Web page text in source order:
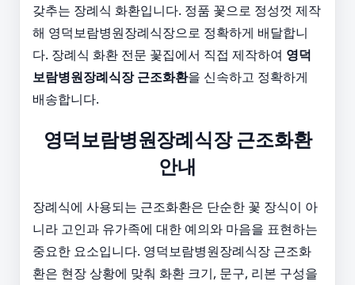
갖추는 장례식 화환입니다. 정품 꽃으로 정성껏 제작
해 영덕보람병원장례식장으로 정확하게 배달합니
다. 장례식 화환 전문 꽃집에서 직접 제작하여 영덕
보람병원장례식장 근조화환을 신속하고 정확하게
배송합니다.
영덕보람병원장례식장 근조화환
안내
장례식에 사용되는 근조화환은 단순한 꽃 장식이 아
니라 고인과 유가족에 대한 예의와 마음을 표현하는
중요한 요소입니다. 영덕보람병원장례식장 근조화
환은 현장 상황에 맞춰 화환 크기, 문구, 리본 구성을